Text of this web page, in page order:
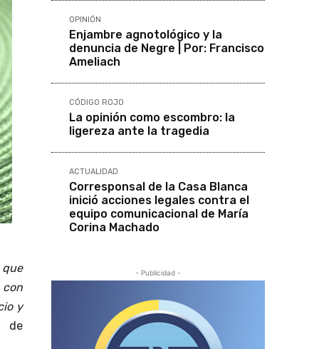
con
y
de
OPINIÓN
Enjambre agnotológico y la
denuncia de Negre | Por: Francisco
Ameliach
CÓDIGO ROJO
La opinión como escombro: la
ligereza ante la tragedia
ACTUALIDAD
Corresponsal de la Casa Blanca
inició acciones legales contra el
equipo comunicacional de María
Corina Machado
- Publicidad -